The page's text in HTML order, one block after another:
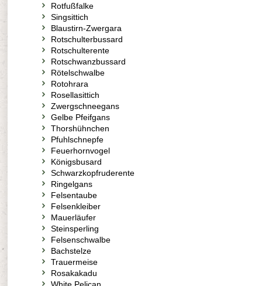
Rotfußfalke
Singsittich
Blaustirn-Zwergara
Rotschulterbussard
Rotschulterente
Rotschwanzbussard
Rötelschwalbe
Rotohrara
Rosellasittich
Zwergschneegans
Gelbe Pfeifgans
Thorshühnchen
Pfuhlschnepfe
Feuerhornvogel
Königsbusard
Schwarzkopfruderente
Ringelgans
Felsentaube
Felsenkleiber
Mauerläufer
Steinsperling
Felsenschwalbe
Bachstelze
Trauermeise
Rosakakadu